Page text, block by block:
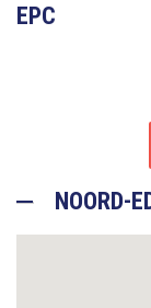
EPC
NOORD-